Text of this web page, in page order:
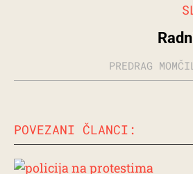
PREDRAG
POVEZANI ČLANCI: